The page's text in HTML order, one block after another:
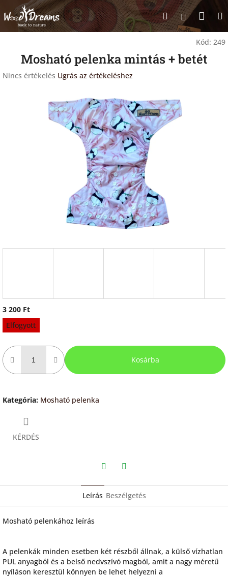
Ugrás
tartalomhoz
Keresés
Kód: 249
Mosható pelenka mintás + betét
A
Nincs értékelés Ugrás az értékeléshez
3 200 Ft
Egységár:
Elfogyott
Kosárba
Kategória: Mosható pelenka
KÉRDÉS
Leírás Beszélgetés
Mosható pelenkához leírás
A pelenkák minden esetben két részből állnak, a külső vízhatlan
PUL anyagból és a belső nedvszívó magból, amit a nagy méretű
nyíláson keresztül könnyen be lehet helyezni a